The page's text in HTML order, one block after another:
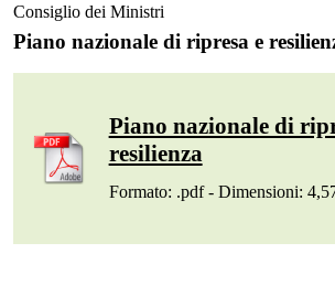
Consiglio dei Ministri
Piano nazionale di ripresa e
Piano nazionale di
resilienza
Formato: .pdf - Dimensioni: